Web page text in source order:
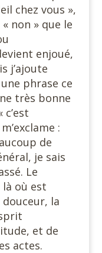
chez vous »,
non » que le
enjoué,
j’ajoute
phrase ce
très bonne
c’est
:
de
je sais
Le
là où est
douceur, la
et de
actes.